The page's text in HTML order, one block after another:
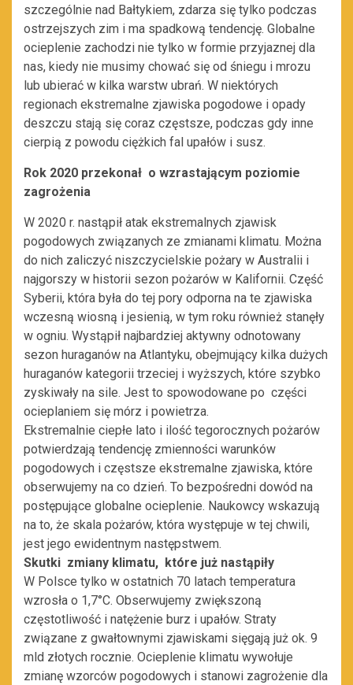
szczególnie nad Bałtykiem, zdarza się tylko podczas
ostrzejszych zim i ma spadkową tendencję. Globalne
ocieplenie zachodzi nie tylko w formie przyjaznej dla
nas, kiedy nie musimy chować się od śniegu i mrozu
lub ubierać w kilka warstw ubrań. W niektórych
regionach ekstremalne zjawiska pogodowe i opady
deszczu stają się coraz częstsze, podczas gdy inne
cierpią z powodu ciężkich fal upałów i susz.
Rok 2020 przekonał o wzrastającym poziomie
zagrożenia
W 2020 r. nastąpił atak ekstremalnych zjawisk
pogodowych związanych ze zmianami klimatu. Można
do nich zaliczyć niszczycielskie pożary w Australii i
najgorszy w historii sezon pożarów w Kalifornii. Część
Syberii, która była do tej pory odporna na te zjawiska
wczesną wiosną i jesienią, w tym roku również stanęły
w ogniu. Wystąpił najbardziej aktywny odnotowany
sezon huraganów na Atlantyku, obejmujący kilka dużych
huraganów kategorii trzeciej i wyższych, które szybko
zyskiwały na sile. Jest to spowodowane po części
ocieplaniem się mórz i powietrza.
Ekstremalnie ciepłe lato i ilość tegorocznych pożarów
potwierdzają tendencję zmienności warunków
pogodowych i częstsze ekstremalne zjawiska, które
obserwujemy na co dzień. To bezpośredni dowód na
postępujące globalne ocieplenie. Naukowcy wskazują
na to, że skala pożarów, która występuje w tej chwili,
jest jego ewidentnym następstwem.
Skutki zmiany klimatu, które już nastąpiły
W Polsce tylko w ostatnich 70 latach temperatura
wzrosła o 1,7°C. Obserwujemy zwiększoną
częstotliwość i natężenie burz i upałów. Straty
związane z gwałtownymi zjawiskami sięgają już ok. 9
mld złotych rocznie. Ocieplenie klimatu wywołuje
zmianę wzorców pogodowych i stanowi zagrożenie dla